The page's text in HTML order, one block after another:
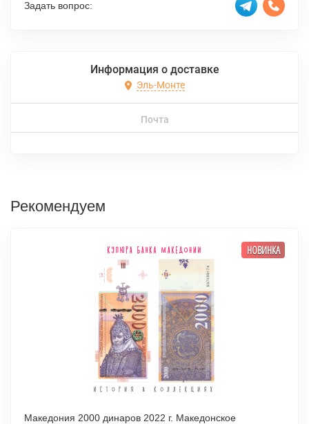
Задать вопрос:
Информация о доставке
Эль-Монте
Почта
Рекомендуем
НОВИНКА
Македония 2000 динаров 2022 г. Македонское